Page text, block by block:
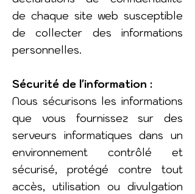
de chaque site web susceptible
de collecter des informations
personnelles.
Sécurité de l'information :
Nous sécurisons les informations
que vous fournissez sur des
serveurs informatiques dans un
environnement contrôlé et
sécurisé, protégé contre tout
accès, utilisation ou divulgation